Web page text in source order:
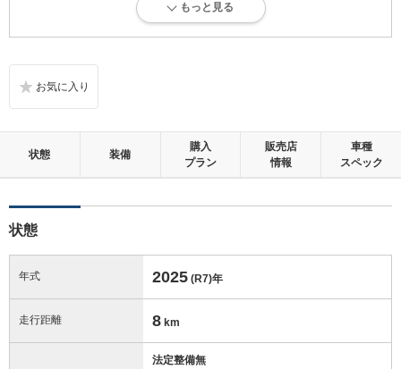
新車登録後36ヶ月未満、走行距離3万km以下で、内外装にダメージがほ
無キズ、もしくは傷みや汚れなどがほぼない、とても綺麗な状態です。
外装：
無キズ、もしくはキズやヘコミなどがほぼない、とても綺麗な状態で
修復歴：無
もっと見る
状態 装備
購入
プラン
販売店
情報
車種
スペック
状態
年式 2025 (R7)年
走行距離 8 km
法定整備無